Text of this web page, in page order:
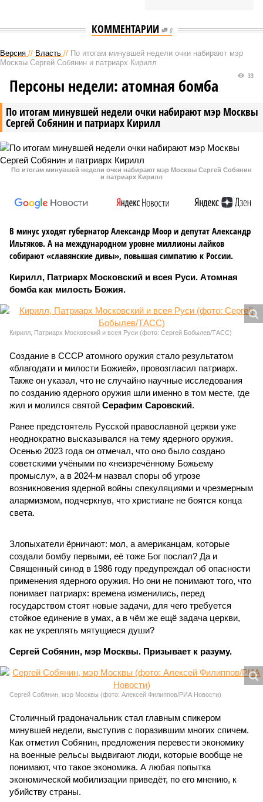
КОММЕНТАРИИ 0
Версия // Власть // По итогам минувшей недели очки набирают мэр
Москвы Сергей Собянин и патриарх Кирилл
По итогам минувшей недели очки набирают мэр Москвы
Сергей Собянин и патриарх Кирилл
33
Персоны недели: атомная бомба
По итогам минувшей недели очки набирают мэр Москвы Сергей Собянин
и патриарх Кирилл
В минус уходят губернатор Александр Моор и депутат Александр
Ильтяков. А на международном уровне миллионы лайков
собирают «славянские дивы», повышая симпатию к России.
Кирилл, Патриарх Московский и всея Руси. Атомная
бомба как милость Божия.
Кирилл, Патриарх Московский и всея Руси (фото: Сергей Бобылев/ТАСС)
Создание в СССР атомного оружия стало результатом
«благодати и милости Божией», провозгласил патриарх.
Также он указал, что не случайно научные исследования
по созданию ядерного оружия шли именно в том месте, где
жил и молился святой Серафим Саровский.
Ранее предстоятель Русской православной церкви уже
неоднократно высказывался на тему ядерного оружия.
Осенью 2023 года он отмечал, что оно было создано
советскими учёными по «неизречённому Божьему
промыслу», а в 2024-м назвал споры об угрозе
возникновения ядерной войны спекуляциями и чрезмерным
алармизмом, подчеркнув, что христиане не боятся конца
света.
Злопыхатели ёрничают: мол, а американцам, которые
создали бомбу первыми, её тоже Бог послал? Да и
Священный синод в 1986 году предупреждал об опасности
применения ядерного оружия. Но они не понимают того, что
понимает патриарх: времена изменились, перед
государством стоят новые задачи, для чего требуется
стойкое единение в умах, а в чём же ещё задача церкви,
как не укреплять мятущиеся души?
Сергей Собянин, мэр Москвы. Призывает к разуму.
Сергей Собянин, мэр Москвы (фото: Алексей Филиппов/РИА Новости)
Столичный градоначальник стал главным спикером
минувшей недели, выступив с поразившим многих спичем.
Как отметил Собянин, предложения перевести экономику
на военные рельсы выдвигают люди, которые вообще не
понимают, что такое экономика. А любая попытка
экономической мобилизации приведёт, по его мнению, к
убийству страны.